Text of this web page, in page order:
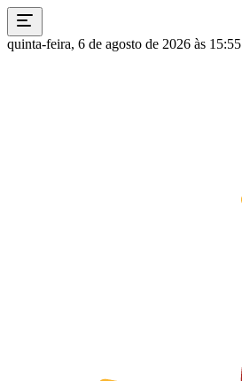
quinta-feira, 6 de agosto de 2026 às 15:55